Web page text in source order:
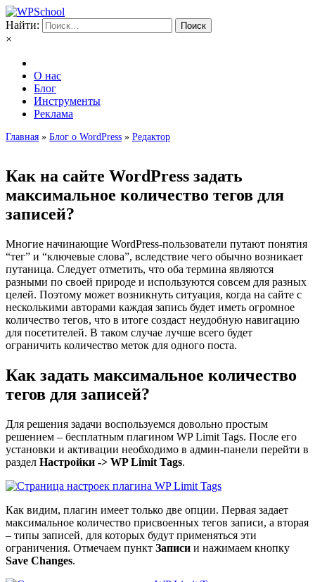
Найти:
×
О нас
Блог
Инструменты
Реклама
Главная » Блог о WordPress » Редактор
Как на сайте WordPress задать
максимальное количество тегов для
записей?
Многие начинающие WordPress-пользователи путают понятия
“тег” и “ключевые слова”, вследствие чего обычно возникает
путаница. Следует отметить, что оба термина являются
разными по своей природе и используются совсем для разных
целей. Поэтому может возникнуть ситуация, когда на сайте с
несколькими авторами каждая запись будет иметь огромное
количество тегов, что в итоге создаст неудобную навигацию
для посетителей. В таком случае лучше всего будет
ограничить количество меток для одного поста.
Как задать максимальное количество
тегов для записей?
Для решения задачи воспользуемся довольно простым
решением – бесплатным плагином WP Limit Tags. После его
установки и активации необходимо в админ-панели перейти в
раздел Настройки -> WP Limit Tags.
Как видим, плагин имеет только две опции. Первая задает
максимальное количество присвоенных тегов записи, а вторая
– типы записей, для которых будут применяться эти
ограничения. Отмечаем пункт Записи и нажимаем кнопку
Save Changes.